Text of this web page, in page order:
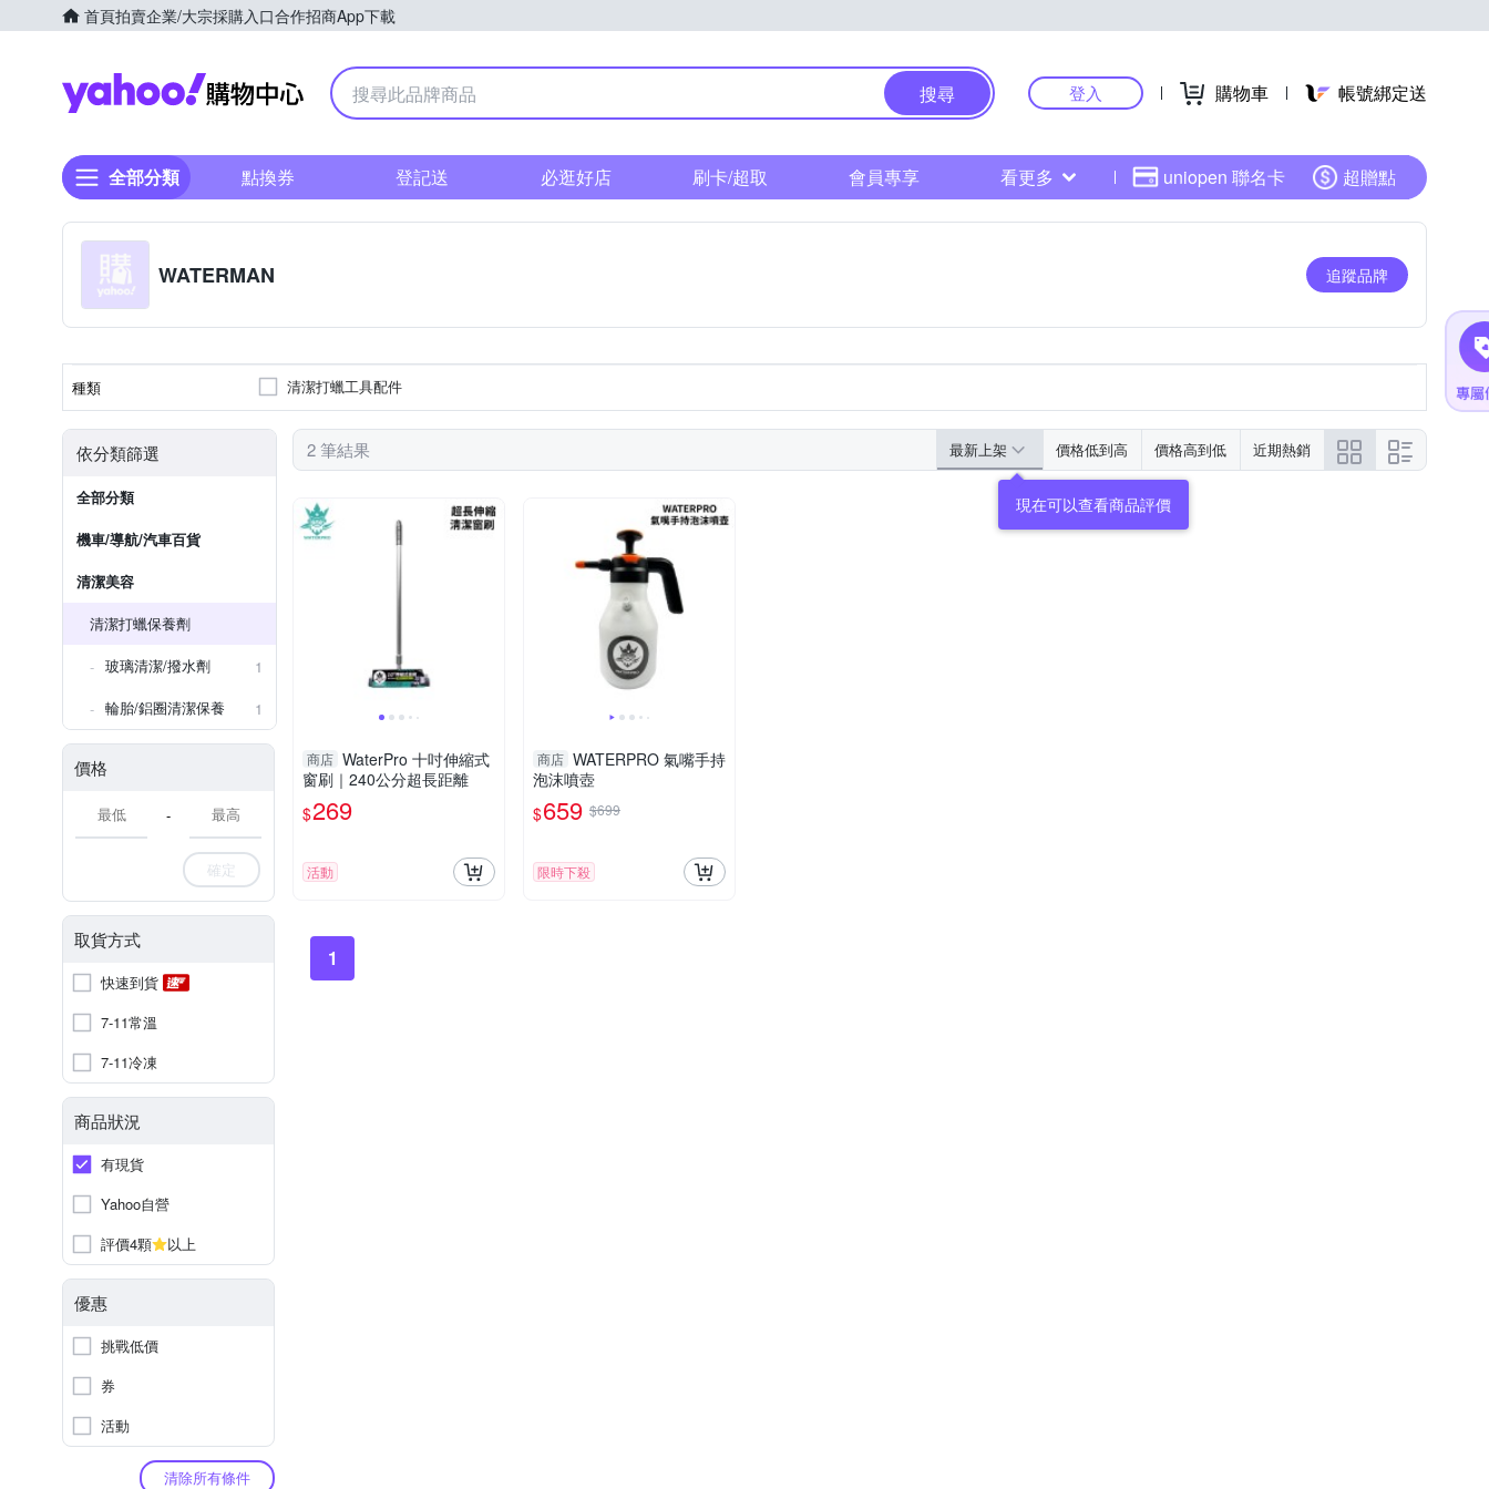
首頁拍賣企業/大宗採購入口合作招商App下載
Yahoo購物中心
搜尋 登入 購物車 帳號綁定送
全部分類 點換券 登記送 必逛好店 刷卡/超取 會員專享 看更多 uniopen 聯名卡 超贈點
WATERMAN 追蹤品牌
種類 清潔打蠟工具配件
依分類篩選
全部分類
機車/導航/汽車百貨
清潔美容
清潔打蠟保養劑
玻璃清潔/撥水劑
1
輪胎/鋁圈清潔保養
1
價格
-
確定
取貨方式
快速到貨
7-11常溫
7-11冷凍
商品狀況
有現貨
Yahoo自營
評價4顆
以上
優惠
挑戰低價
券
活動
清除所有條件
2 筆結果 最新上架 價格低到高 價格高到低 近期熱銷
現在可以查看商品評價
商店 WaterPro 十吋伸縮式
窗刷｜240公分超長距離
$269
活動
商店 WATERPRO 氣嘴手持
泡沫噴壺
$659 $699
限時下殺
1